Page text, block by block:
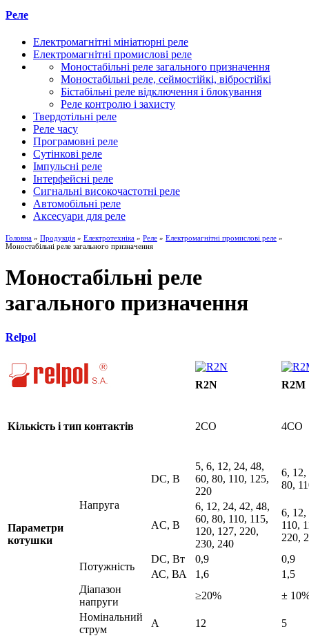
Реле
Електромагнітні мініатюрні реле
Електромагнітні промислові реле
Моностабільні реле загального призначення
Моностабільні реле, сеймостійкі, вібростійкі
Бістабільні реле відключення і блокування
Реле контролю і захисту
Твердотільні реле
Реле часу
Програмовні реле
Сутінкові реле
Імпульсні реле
Інтерфейсні реле
Сигнальні високочастотні реле
Автомобільні реле
Аксесуари для реле
Головна » Продукція » Електротехніка » Реле » Електромагнітні промислові реле »
Моностабільні реле загального призначення
Моностабільні реле
загального призначення
Relpol
R2N R2M
Кількість і тип контактів 2CO 4CO
Параметри
котушки
Напруга
DC, B
5, 6, 12, 24, 48,
60, 80, 110, 125,
220
6, 12,
80,
AC, B
6, 12, 24, 42, 48,
60, 80, 110, 115,
120, 127, 220,
230, 240
6, 12,
110,
220,
Потужність
DC, Вт 0,9
0,9
АС, ВА
1,6
1,5
Діапазон
напруги
≥20% ±
Номінальний
струм
А 12
5